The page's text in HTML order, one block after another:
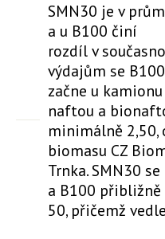
SMN30 je v
a u B100 činí
rozdíl v
výdajům se B100
začne u
naftou a
minimálně 2,50,
biomasu CZ
Trnka. SMN30
a B100 přibližně
50, přičemž